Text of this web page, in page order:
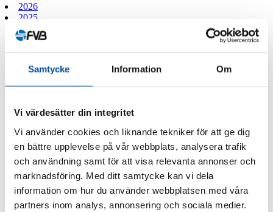
Samtycke Information Om
Vi värdesätter din integritet
Vi använder cookies och liknande tekniker för att ge dig
en bättre upplevelse på vår webbplats, analysera trafik
och användning samt för att visa relevanta annonser och
marknadsföring. Med ditt samtycke kan vi dela
information om hur du använder webbplatsen med våra
partners inom analys, annonsering och sociala medier.
2026
2025
2024
2023
2022
2020
2019
2016
Barncancerfonden Bisnode Fjärrvärmekurs FVB stödjer
Barncancerfonden Jobba hos ossJobba på FVB
Lediga tjänster Professor emeritus Sven